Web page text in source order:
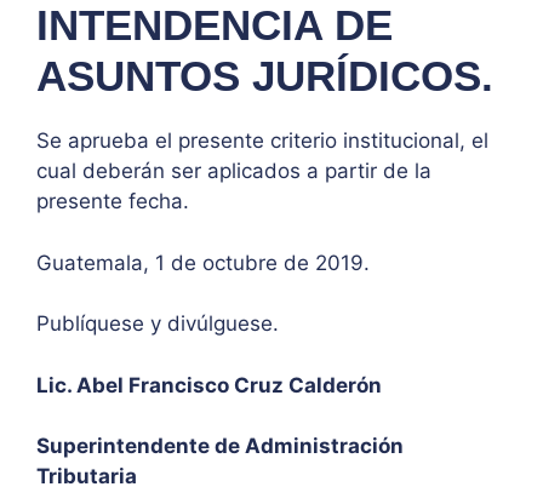
INTENDENCIA DE
ASUNTOS JURÍDICOS.
Se aprueba el presente criterio institucional, el
cual deberán ser aplicados a partir de la
presente fecha.
Guatemala, 1 de octubre de 2019.
Publíquese y divúlguese.
Lic. Abel Francisco Cruz Calderón
Superintendente de Administración
Tributaria